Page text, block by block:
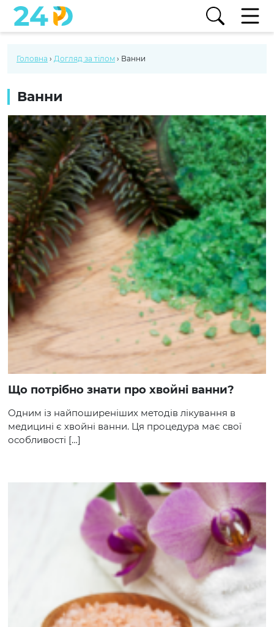
Головна › Догляд за тілом › Ванни
Ванни
Що потрібно знати про хвойні ванни?
Одним із найпоширеніших методів лікування в
медицині є хвойні ванни. Ця процедура має свої
особливості […]